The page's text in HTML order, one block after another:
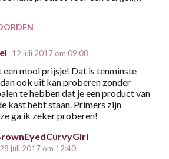
12 juli 2017 om 09:08
een mooi prijsje! Dat is tenminste
ook uit kan proberen zonder
te hebben dat je een product van
kast hebt staan. Primers zijn
ga ik zeker proberen!
28 juli 2017 om 12:40